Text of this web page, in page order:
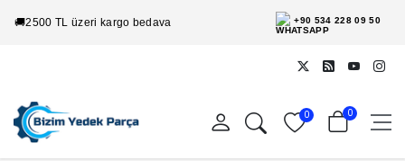
🚚2500 TL üzeri kargo bedava +90 534 228 09 50
0 0